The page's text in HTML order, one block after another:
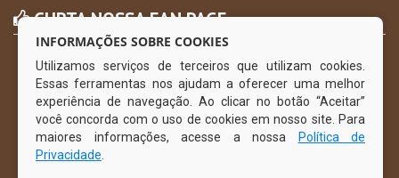
CURTA NOSSA FAN PAGE
INFORMAÇÕES SOBRE COOKIES
Utilizamos serviços de terceiros que utilizam cookies.
Essas ferramentas nos ajudam a oferecer uma melhor
experiência de navegação. Ao clicar no botão “Aceitar”
você concorda com o uso de cookies em nosso site. Para
maiores informações, acesse a nossa
Política de
Privacidade